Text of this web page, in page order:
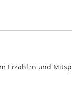
Erzählen und